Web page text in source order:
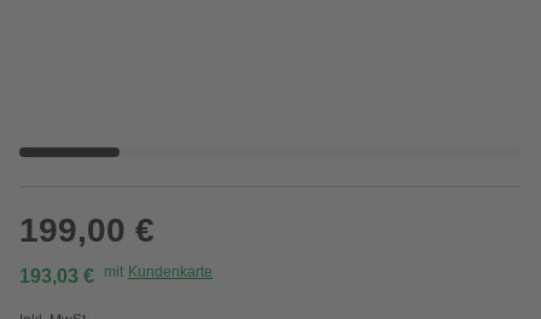
199,00 €
193,03 € mit Kundenkarte